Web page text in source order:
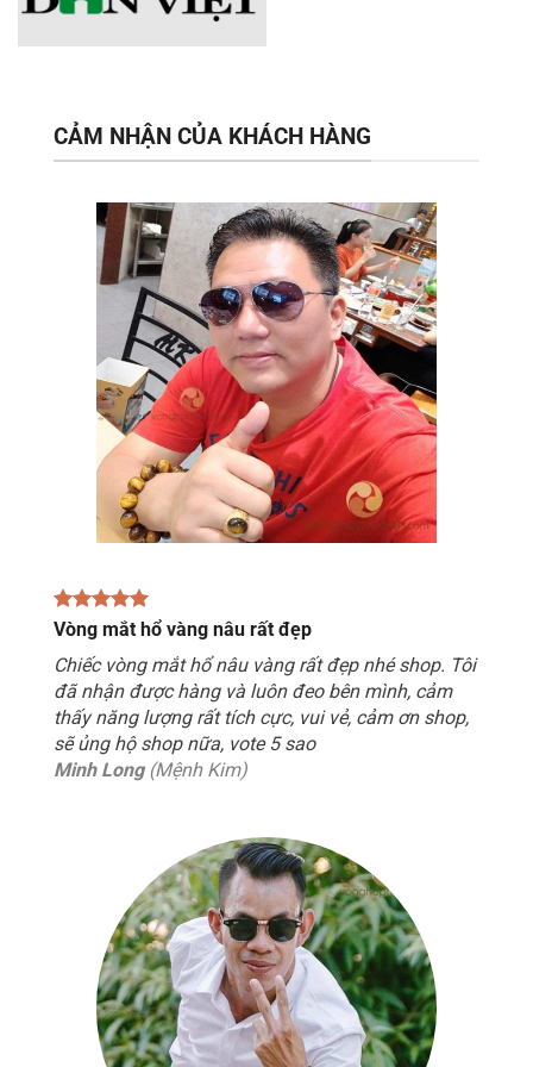
CẢM NHẬN CỦA KHÁCH HÀNG
Vòng mắt hổ vàng nâu rất đẹp
Chiếc vòng mắt hổ nâu vàng rất đẹp nhé shop. Tôi
đã nhận được hàng và luôn đeo bên mình, cảm
thấy năng lượng rất tích cực, vui vẻ, cảm ơn shop,
sẽ ủng hộ shop nữa, vote 5 sao
Minh Long (Mệnh Kim)